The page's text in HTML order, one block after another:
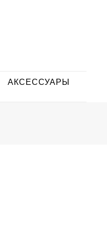
АКСЕССУАРЫ